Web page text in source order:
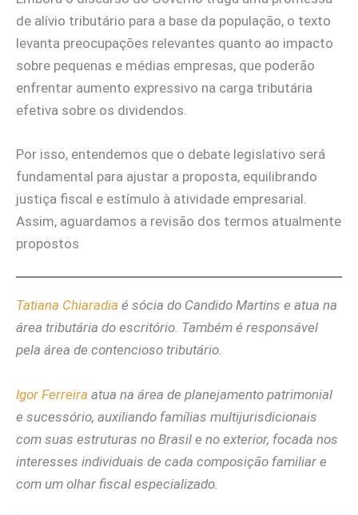
de alívio tributário para a base da população, o texto
levanta preocupações relevantes quanto ao impacto
sobre pequenas e médias empresas, que poderão
enfrentar aumento expressivo na carga tributária
efetiva sobre os dividendos.
Por isso, entendemos que o debate legislativo será
fundamental para ajustar a proposta, equilibrando
justiça fiscal e estímulo à atividade empresarial.
Assim, aguardamos a revisão dos termos atualmente
propostos
Tatiana Chiaradia é sócia do Candido Martins e atua na
área tributária do escritório. Também é responsável
pela área de contencioso tributário.
Igor Ferreira atua na área de planejamento patrimonial
e sucessório, auxiliando famílias multijurisdicionais
com suas estruturas no Brasil e no exterior, focada nos
interesses individuais de cada composição familiar e
com um olhar fiscal especializado.